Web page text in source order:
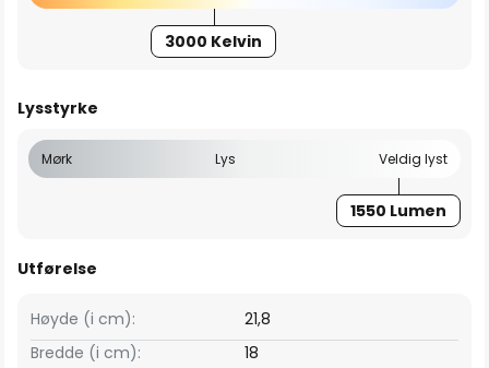
3000 Kelvin
Lysstyrke
Mørk Lys Veldig lyst
1550 Lumen
Utførelse
Bredde (i cm): 18
Høyde (i cm): 21,8